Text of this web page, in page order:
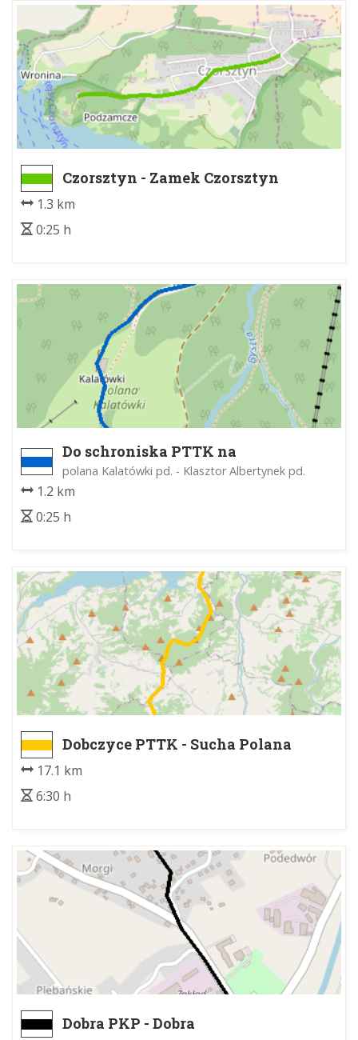
Czorsztyn - Zamek Czorsztyn
1.3 km
0:25 h
Do schroniska PTTK na
Kalatówkach
polana Kalatówki pd. - Klasztor Albertynek pd.
1.2 km
0:25 h
Dobczyce PTTK - Sucha Polana
17.1 km
6:30 h
Dobra PKP - Dobra